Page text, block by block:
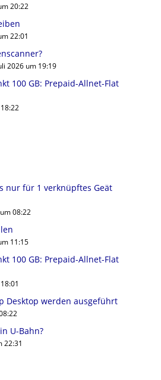
20:22
22:01
2026 um 19:19
100 GB: Prepaid-Allnet-Flat
nur für 1 verknüpftes Geät
08:22
11:15
100 GB: Prepaid-Allnet-Flat
Desktop werden ausgeführt
U-Bahn?
22:31